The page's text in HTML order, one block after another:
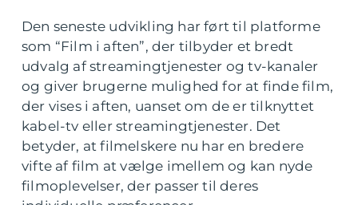
Den seneste udvikling har ført til platforme
som “Film i aften”, der tilbyder et bredt
udvalg af streamingtjenester og tv-kanaler
og giver brugerne mulighed for at finde film,
der vises i aften, uanset om de er tilknyttet
kabel-tv eller streamingtjenester. Det
betyder, at filmelskere nu har en bredere
vifte af film at vælge imellem og kan nyde
filmoplevelser, der passer til deres